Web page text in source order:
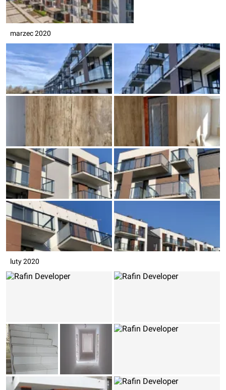
marzec 2020
luty 2020